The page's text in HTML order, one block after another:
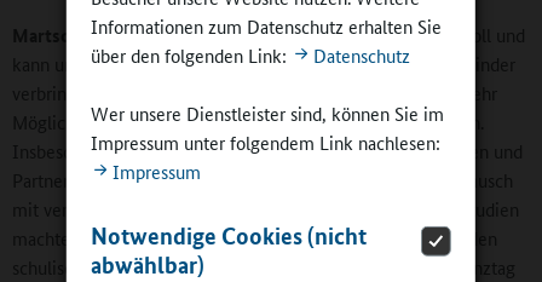
Informationen zum Datenschutz erhalten Sie
über den folgenden Link:
Datenschutz
Wer unsere Dienstleister sind, können Sie im
Impressum unter folgendem Link nachlesen:
Impressum
Notwendige Cookies (nicht
abwählbar)
Martschinke:Alles, was für die Halbtagsgrundschule gilt, soll und
kann umso mehr für die Ganztagsgrundschule gelten. Die Kinder
verbringen mehr Zeit in der Schule, sodass grundsätzlich mehr
Möglichkeiten für Mitbestimmung entdeckt werden können.
Insbesondere weitere pädagogische und andere Partnerinnen und
Partner eröffnen auch mehr und andere Chancen. Der Austausch
mit verschiedenen Akteurinnen und Akteuren in unseren Studien
machte deutlich, dass eine stärkere Kooperation zwischen den
schulischen und außerschulischen Mitwirkenden, die im Ganztag